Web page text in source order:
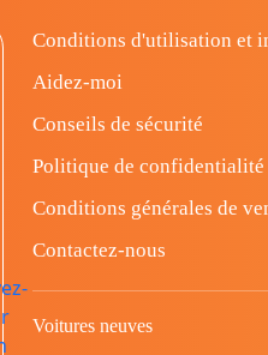
Conditions d'utilisation et
Aidez-moi
Conseils de sécurité
Politique de confidentialité
Conditions générales de
Contactez-nous
Voitures neuves